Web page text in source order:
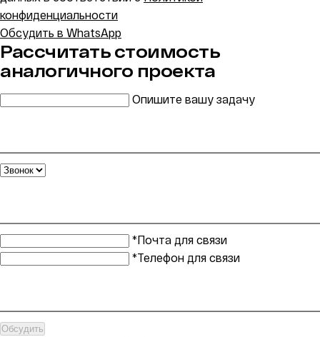
конфиденциальности
Обсудить в WhatsApp
Рассчитать стоимость
аналогичного проекта
Опишите вашу задачу
*Почта для связи
*Телефон для связи
Обсудить